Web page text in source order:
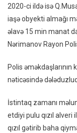
2020-ci ildə isə
iaşə obyekti almağı
əlavə 15 min manat da
Nərimanov Rayon
Polis
nəticəsində
İstintaq zamanı
etdiyi pulu qızıl alveri
qızıl gətirib baha